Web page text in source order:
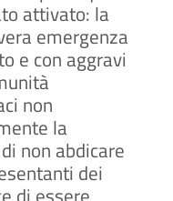
attivato: la
emergenza
e con aggravi
non
la
non abdicare
dei